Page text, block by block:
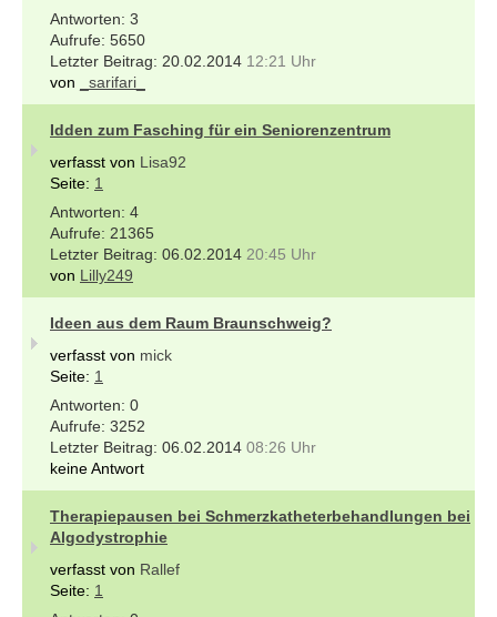
3
5650
20.02.2014 12:21 Uhr
von
_sarifari_
Idden zum Fasching für ein Seniorenzentrum
verfasst von Lisa92
Seite: 1
4
21365
06.02.2014 20:45 Uhr
von Lilly249
Ideen aus dem Raum Braunschweig?
verfasst von mick
Seite: 1
0
3252
06.02.2014 08:26 Uhr
keine Antwort
Therapiepausen bei Schmerzkatheterbehandlungen bei
Algodystrophie
verfasst von Rallef
Seite: 1